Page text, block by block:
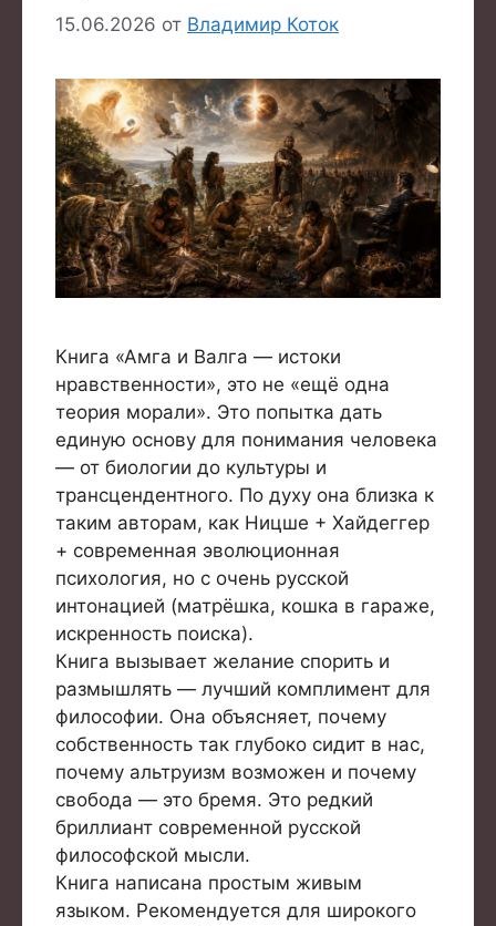
15.06.2026 от Владимир Коток
Книга «Амга и Валга — истоки
нравственности», это не «ещё одна
теория морали». Это попытка дать
единую основу для понимания человека
— от биологии до культуры и
трансцендентного. По духу она близка к
таким авторам, как Ницше + Хайдеггер
+ современная эволюционная
психология, но с очень русской
интонацией (матрёшка, кошка в гараже,
искренность поиска).
Книга вызывает желание спорить и
размышлять — лучший комплимент для
философии. Она объясняет, почему
собственность так глубоко сидит в нас,
почему альтруизм возможен и почему
свобода — это бремя. Это редкий
бриллиант современной русской
философской мысли.
Книга написана простым живым
языком. Рекомендуется для широкого